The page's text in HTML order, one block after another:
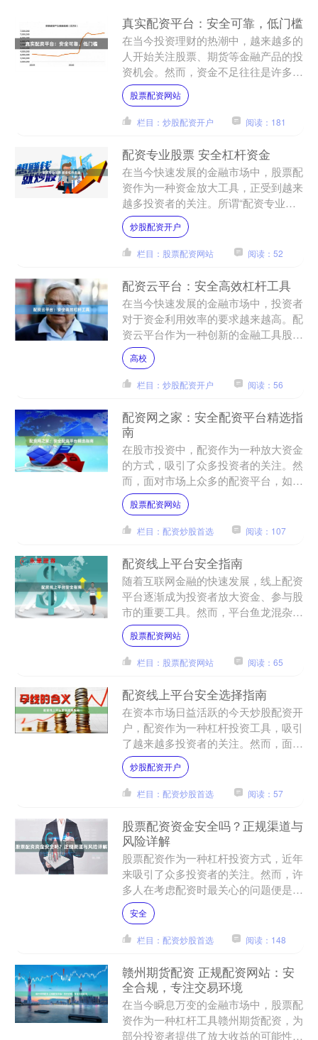
真实配资平台：安全可靠，低门槛
在当今投资理财的热潮中，越来越多的
人开始关注股票、期货等金融产品的投
资机会。然而，资金不足往往是许多投
资者面临的最大障碍。此时，配资平台
作为一种合法的资金杠杆工....
股票配资网站
栏目：炒股配资开户 阅读：181
配资专业股票 安全杠杆资金
在当今快速发展的金融市场中，股票配
资作为一种资金放大工具，正受到越来
越多投资者的关注。所谓“配资专业股
票 安全杠杆资金”，本质上是指通过专
业平台，以一定比例放大....
炒股配资开户
栏目：股票配资网站 阅读：52
配资云平台：安全高效杠杆工具
在当今快速发展的金融市场中，投资者
对于资金利用效率的要求越来越高。配
资云平台作为一种创新的金融工具股票
配资网站，正逐渐成为投资者放大收
益、优化资金配置的重要手段....
高校
栏目：炒股配资开户 阅读：56
配资网之家：安全配资平台精选指
南
在股市投资中，配资作为一种放大资金
的方式，吸引了众多投资者的关注。然
而，面对市场上众多的配资平台，如何
选择安全、合规的渠道，成为投资者最
关心的问题。本文将为您提....
股票配资网站
栏目：配资炒股首选 阅读：107
配资线上平台安全指南
随着互联网金融的快速发展，线上配资
平台逐渐成为投资者放大资金、参与股
市的重要工具。然而，平台鱼龙混杂，
部分不合规平台暗藏资金安全、信息泄
露等风险。本文将从资质核....
股票配资网站
栏目：股票配资网站 阅读：65
配资线上平台安全选择指南
在资本市场日益活跃的今天炒股配资开
户，配资作为一种杠杆投资工具，吸引
了越来越多投资者的关注。然而，面对
网络上琳琅满目的配资线上平台，如何
辨别真伪、确保资金安全，....
炒股配资开户
栏目：配资炒股首选 阅读：57
股票配资资金安全吗？正规渠道与
风险详解
股票配资作为一种杠杆投资方式，近年
来吸引了众多投资者的关注。然而，许
多人在考虑配资时最关心的问题便是：
**股票配资资金安全吗？** 本文将深入
探讨股票配资的正规....
安全
栏目：配资炒股首选 阅读：148
赣州期货配资 正规配资网站：安
全合规，专注交易环境
在当今瞬息万变的金融市场中，股票配
资作为一种杠杆工具赣州期货配资，为
部分投资者提供了放大收益的可能性。